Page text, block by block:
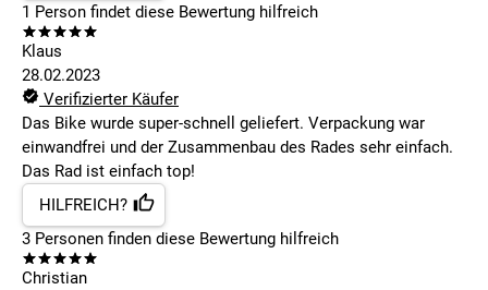
1 Person findet diese Bewertung hilfreich
Klaus
28.02.2023
Verifizierter Käufer
Das Bike wurde super-schnell geliefert. Verpackung war
einwandfrei und der Zusammenbau des Rades sehr einfach.
Das Rad ist einfach top!
HILFREICH?
3 Personen finden diese Bewertung hilfreich
Christian